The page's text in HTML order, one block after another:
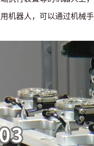
専用ロボからマル
机器人，可以通过机械